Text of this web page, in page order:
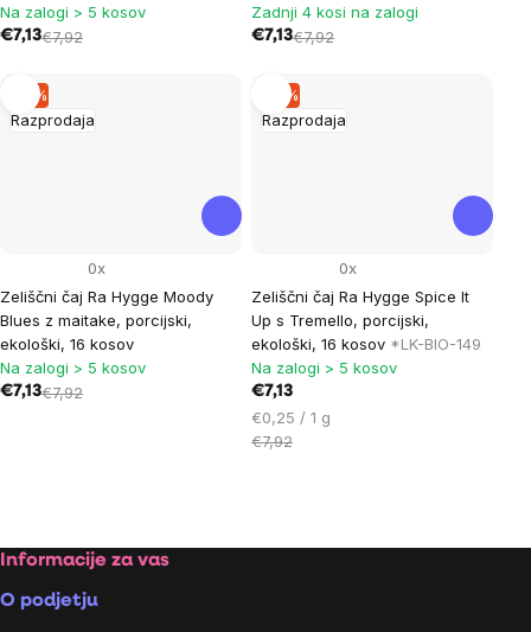
Na zalogi > 5 kosov
€7,13€7,92
Zadnji 4 kosi na zalogi
€7,13€7,92
Razprodaja
–9 %
Zeliščni čaj Ra Hygge Moody
Blues z maitake, porcijski,
ekološki, 16 kosov
0x
Na zalogi > 5 kosov
€7,13€7,92
Razprodaja
–9 %
Zeliščni čaj Ra Hygge Spice It
Up s Tremello, porcijski,
ekološki, 16 kosov *LK-BIO-149
0x
Na zalogi > 5 kosov
€7,13
Cena
na
€0,25 / 1 g
€7,92
controls
Footer
Informacije za vas
O podjetju